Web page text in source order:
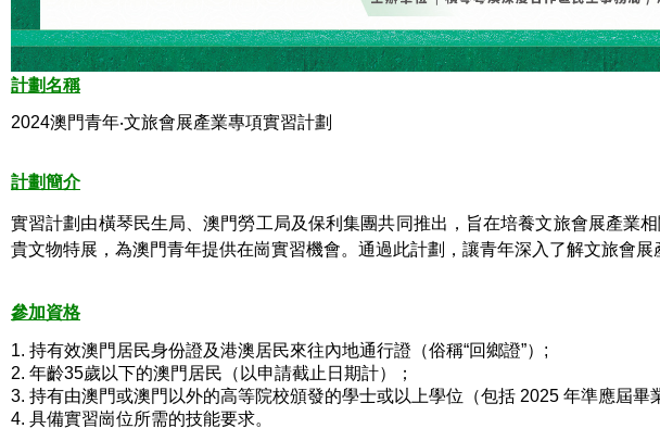
計劃名稱
2024澳門青年‧文旅會展產業專項實習計劃
計劃簡介
實習計劃由橫琴民生局、澳門勞工局及保利集團共同推出，旨在培養文旅會展產
貴文物特展，為澳門青年提供在崗實習機會。通過此計劃，讓青年深入了解文旅會展
參加資格
1. 持有效澳門居民身份證及港澳居民來往內地通行證（俗稱“回鄉證”）;
2. 年齡35歲以下的澳門居民（以申請截止日期計）；
3. 持有由澳門或澳門以外的高等院校頒發的學士或以上學位 （包括 2025 年準應屆畢
4. 具備實習崗位所需的技能要求。